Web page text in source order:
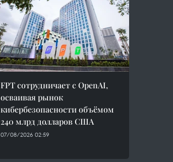
FPT сотрудничает с OpenAI,
осваивая рынок
кибербезопасности объёмом
240 млрд долларов США
07/08/2026 02:59